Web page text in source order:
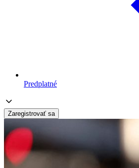
Predplatné
Zaregistrovať sa